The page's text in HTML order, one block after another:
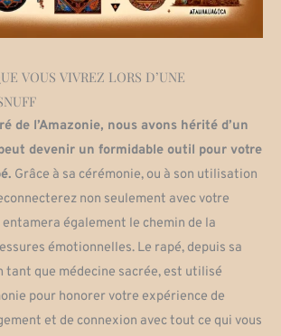
VOUS VIVREZ LORS D’UNE
de l’Amazonie, nous avons hérité d’un
devenir un formidable outil pour votre
Grâce à sa cérémonie, ou à son utilisation
non seulement avec votre
entamera également le chemin de la
émotionnelles. Le rapé, depuis sa
tant que médecine sacrée, est utilisé
pour honorer votre expérience de
et de connexion avec tout ce qui vous